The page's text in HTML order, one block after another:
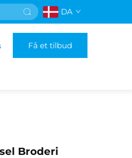
DA
Få et tilbud
Broderi